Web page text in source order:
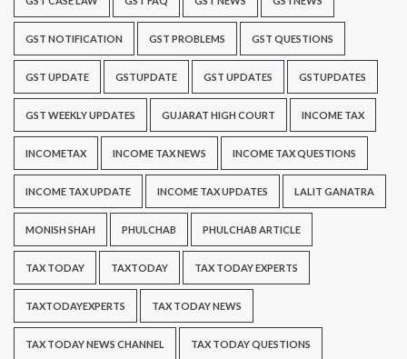
GST NOTIFICATION GST PROBLEMS GST QUESTIONS
GST UPDATE GSTUPDATE GST UPDATES GSTUPDATES
GST WEEKLY UPDATES GUJARAT HIGH COURT INCOME TAX
INCOMETAX INCOME TAX NEWS INCOME TAX QUESTIONS
INCOME TAX UPDATE INCOME TAX UPDATES LALIT GANATRA
MONISH SHAH PHULCHAB PHULCHAB ARTICLE
TAX TODAY TAXTODAY TAX TODAY EXPERTS
TAXTODAYEXPERTS TAX TODAY NEWS
TAX TODAY NEWS CHANNEL TAX TODAY QUESTIONS